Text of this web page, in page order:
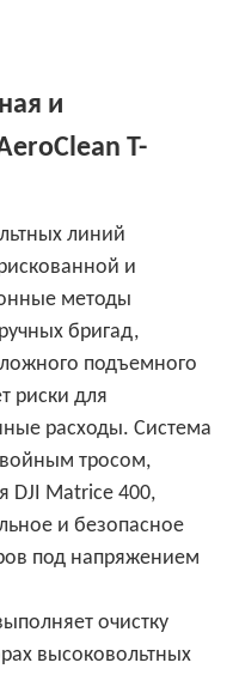
и
T-
линий
и
методы
бригад,
подъемного
риски для
расходы. Система
тросом,
DJI Matrice 400,
и безопасное
под напряжением